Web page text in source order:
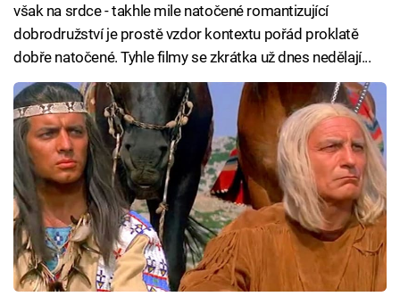
však na srdce - takhle mile natočené romantizující
dobrodružství je prostě vzdor kontextu pořád proklatě
dobře natočené. Tyhle filmy se zkrátka už dnes nedělají...